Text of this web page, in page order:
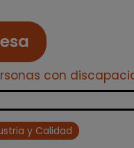
con
y Calidad